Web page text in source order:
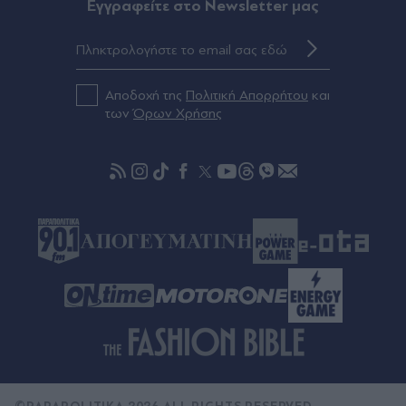
Στενά του Ορμούζ: Τι προβλέπει η συμφωνία
Ιράν-Ομάν - Στο τελικό στάδιο οι
διαπραγματεύσεις
αεροσκάφος στη Λειψία που έφερε εκρηκτικό
Εσωτερικών
Eγγραφείτε στο Newsletter μας
Αποδοχή της Πολιτική Απορρήτου και
τωνΌρων Χρήσης